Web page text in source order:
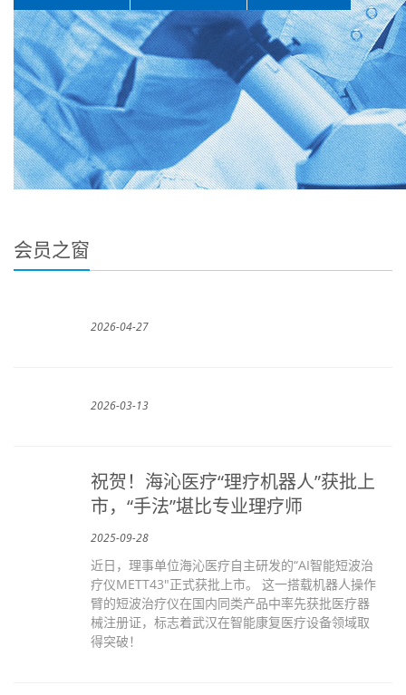
会员之窗
2026-04-27
2026-03-13
祝贺！海沁医疗“理疗机器人”获批上
市，“手法”堪比专业理疗师
2025-09-28
近日，理事单位海沁医疗自主研发的“AI智能短波治
疗仪METT43"正式获批上市。 这一搭载机器人操作
臂的短波治疗仪在国内同类产品中率先获批医疗器
械注册证，标志着武汉在智能康复医疗设备领域取
得突破！